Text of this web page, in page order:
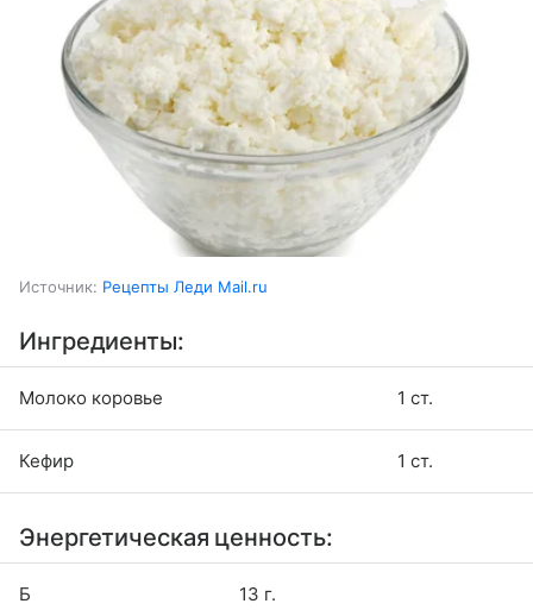
Источник: Рецепты Леди Mail.ru
Ингредиенты:
Молоко коровье 1 ст.
Кефир 1 ст.
Энергетическая ценность:
Б 13 г.